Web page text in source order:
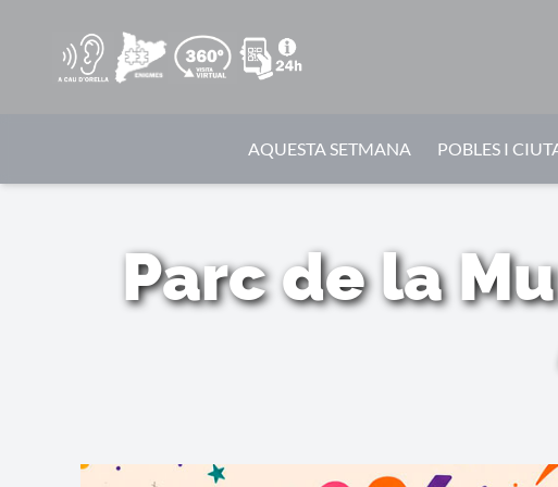
AQUESTA SETMANA POBLES I
Parc de la